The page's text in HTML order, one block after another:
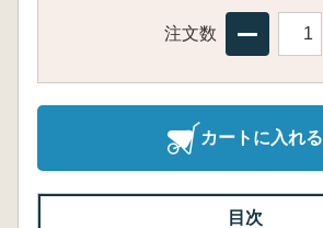
注文数
カートに入れる
目次